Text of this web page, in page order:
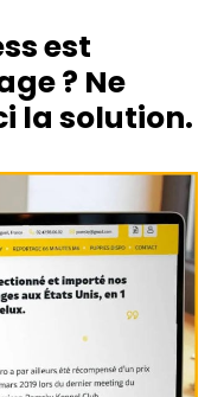
est
? Ne
la solution.